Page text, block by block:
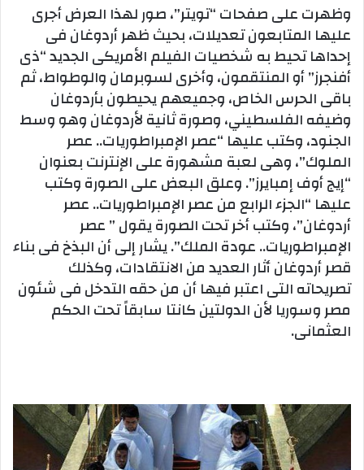
وظهرت على صفحات “تويتر”، صور لهذا العرض أجرى
عليها المتابعون تعديلات، بحيث ظهر أردوغان فى
إحداها تحيط به شخصيات الفيلم الأمريكى الجديد “ذى
أفنجرز” أو المنتقمون، وأخرى لسوبرمان والوطواط، ثم
باقى الحرس الخاص، وجميعهم يحيطون بأردوغان
وضيفه الفلسطيني، وصورة ثانية لأردوغان وهو وسط
الجنود، وكتب عليها “عصر الإمبراطوريات.. عصر
الملوك”، وهى لعبة مشهورة على الإنترنت بعنوان
“إيج أوف إمبايرز”. وعلق البعض على الصورة وكتب
عليها “الجزء الرابع من عصر الإمبراطوريات.. عصر
أردوغان”، وكتب أخر تحت الصورة يقول ” عصر
الإمبراطوريات.. عودة الملك”. يشار إلى أن البذخ فى بناء
قصر أردوغان أثار العديد من الانتقادات، وكذلك
تصريحاته التى اعتبر فيها أن من حقه التدخل فى شئون
مصر وسوريا لأن الدولتين كانتا سابقاً تحت الحكم
العثمانى.